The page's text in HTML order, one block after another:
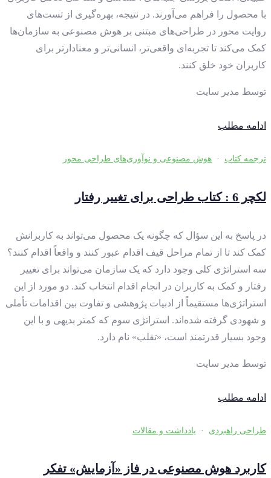
با محصول را فراهم می‌آورند. در نتیجه، بهره‌گیری از تست‌های
روایت محور در طراحی‌های مبتنی بر هوش مصنوعی به سازمان‌ها
کمک می‌کند تا تجربه‌ای واقعی‌تر، انسانی‌تر و معنادارتر برای
کاربران خود خلق کنند.
توسط مدیر سایت
ادامه مطلب
ترجمه کتاب · هوش مصنوعی و نوآوری‌های طراحی محور
لکچر 6 : کتاب طراحی برای تغییر رفتار
در پاسخ به این سؤال که چگونه یک محصول می‌تواند به کاربرانش
کمک کند تا از تمام مراحل قیف اقدام عبور کنند و واقعاً اقدام کنند؟
سه استراتژی کلی وجود دارد که یک سازمان می‌تواند برای تغییر
رفتار و کمک به کاربران در انجام اقدام انتخاب کند. دو مورد از این
استراتژی‌ها مستقیماً از ادبیات پژوهشی و تفاوت بین اقدامات تأملی
و شهودی گرفته شده‌اند. استراتژی سوم که کمتر بدیهی و با این‌
وجود بسیار قدرتمند است، «تقلب» نام دارد.
توسط مدیر سایت
ادامه مطلب
طراحی راهبردی · یادداشت و مقالات
کاربرد هوش مصنوعی در فاز «آزمایش» تفکر